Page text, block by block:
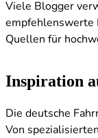
Viele Blogger
empfehlenswerte
Quellen für
Inspiration
Die deutsche
Von